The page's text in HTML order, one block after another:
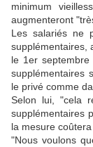
minimum
augmenteront
Les salariés ne
supplémentaires,
le 1er
supplémentaires
le privé comme
Selon lui, "cela
supplémentaires
la mesure
"Nous voulons